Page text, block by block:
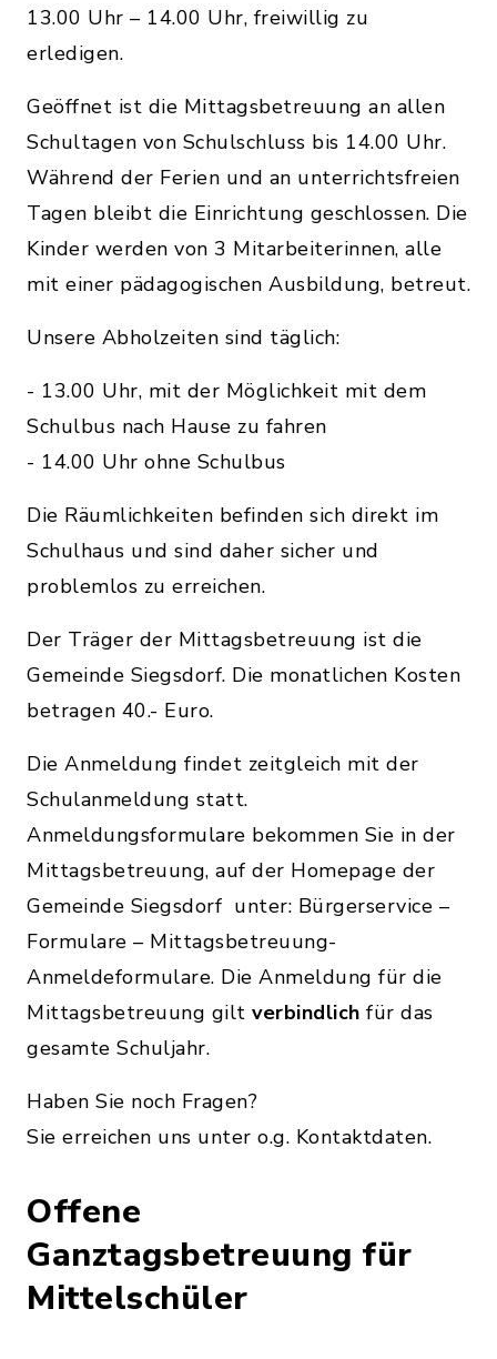
13.00 Uhr – 14.00 Uhr, freiwillig zu
erledigen.
Geöffnet ist die Mittagsbetreuung an allen
Schultagen von Schulschluss bis 14.00 Uhr.
Während der Ferien und an unterrichtsfreien
Tagen bleibt die Einrichtung geschlossen. Die
Kinder werden von 3 Mitarbeiterinnen, alle
mit einer pädagogischen Ausbildung, betreut.
Unsere Abholzeiten sind täglich:
- 13.00 Uhr, mit der Möglichkeit mit dem
Schulbus nach Hause zu fahren
- 14.00 Uhr ohne Schulbus
Die Räumlichkeiten befinden sich direkt im
Schulhaus und sind daher sicher und
problemlos zu erreichen.
Der Träger der Mittagsbetreuung ist die
Gemeinde Siegsdorf. Die monatlichen Kosten
betragen 40.- Euro.
Die Anmeldung findet zeitgleich mit der
Schulanmeldung statt.
Anmeldungsformulare bekommen Sie in der
Mittagsbetreuung, auf der Homepage der
Gemeinde Siegsdorf unter: Bürgerservice –
Formulare – Mittagsbetreuung-
Anmeldeformulare. Die Anmeldung für die
Mittagsbetreuung gilt verbindlich für das
gesamte Schuljahr.
Haben Sie noch Fragen?
Sie erreichen uns unter o.g. Kontaktdaten.
Offene
Ganztagsbetreuung für
Mittelschüler